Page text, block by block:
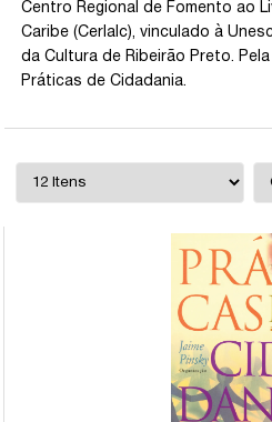
Centro Regional de Fomento ao
Caribe (Cerlalc), vinculado à
da Cultura de Ribeirão Preto.
Práticas de Cidadania.